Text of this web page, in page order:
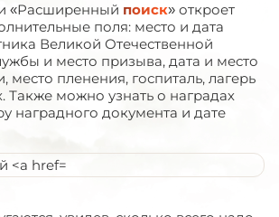
«Расширенный поиск» откроет
поля: место и дата
Великой Отечественной
и место призыва, дата и место
место пленения, госпиталь, лагерь
Также можно узнать о наградах
наградного документа и дате